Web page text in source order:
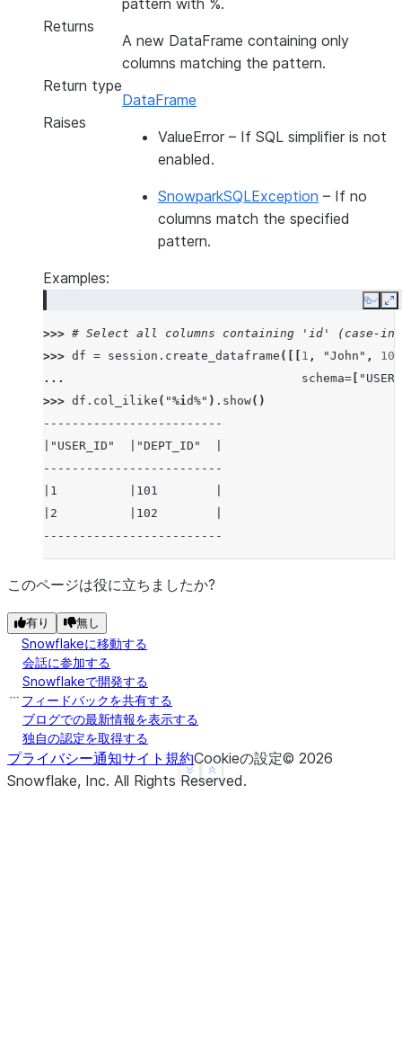
pattern with %.
Returns
A new DataFrame containing only
columns matching the pattern.
Return type
DataFrame
Raises
ValueError – If SQL simplifier is not
enabled.
SnowparkSQLException – If no
columns match the specified
pattern.
Examples:
Copy
>>> # Select all columns containing 'id' (case-
>>> df = session . create_dataframe ([[ 1 , "John" ,
101
...
schema=
>>> df . col_ilike ( "%id%" ) . show()
-------------------------
|"USER_ID"  |"DEPT_ID"  |
-------------------------
|1          |101        |
|2          |102        |
-------------------------
Show less
See more
このページは役に立ちましたか?
有り 無し
Snowflakeに移動する
会話に参加する
Snowflakeで開発する
フィードバックを共有する
ブログでの最新情報を表示する
独自の認定を取得する
プライバシー通知サイト規約Cookieの設定© 2026
Snowflake, Inc. All Rights Reserved.